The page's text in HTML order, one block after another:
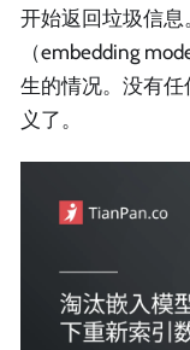
开始返回垃圾信
（embedding
生的情况。没有
义了。